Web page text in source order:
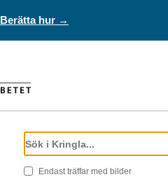
Berätta hur →
Endast träffar med bilder